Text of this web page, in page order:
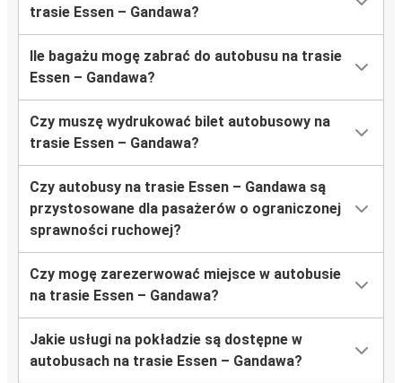
trasie Essen – Gandawa?
Ile bagażu mogę zabrać do autobusu na trasie
Essen – Gandawa?
Czy muszę wydrukować bilet autobusowy na
trasie Essen – Gandawa?
Czy autobusy na trasie Essen – Gandawa są
przystosowane dla pasażerów o ograniczonej
sprawności ruchowej?
Czy mogę zarezerwować miejsce w autobusie
na trasie Essen – Gandawa?
Jakie usługi na pokładzie są dostępne w
autobusach na trasie Essen – Gandawa?